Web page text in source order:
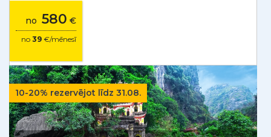
no 580 €
no 39 €/mēnesī
10-20% rezervējot līdz 31.08.